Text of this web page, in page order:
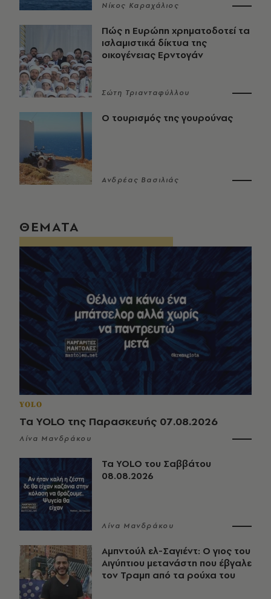
Νίκος Καραχάλιος
Πώς η Ευρώπη χρηματοδοτεί τα
ισλαμιστικά δίκτυα της
οικογένειας Ερντογάν
Σώτη Τριανταφύλλου
Ο τουρισμός της γουρούνας
Ανδρέας Βασιλιάς
ΘΕΜΑΤΑ
YOLO
Τα YOLO της Παρασκευής 07.08.2026
Λίνα Μανδράκου
Τα YOLO του Σαββάτου
08.08.2026
Λίνα Μανδράκου
Αμπντούλ ελ-Σαγιέντ: Ο γιος του
Αιγύπτιου μετανάστη που έβγαλε
τον Τραμπ από τα ρούχα του